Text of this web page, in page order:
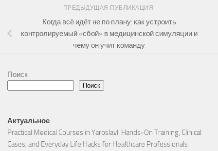
ПРЕДЫДУЩАЯ ПУБЛИКАЦИЯ
Когда всё идёт не по плану: как устроить
контролируемый «сбой» в медицинской симуляции и
чему он учит команду
Поиск
Поиск
Актуальное
Practical Medical Courses in Yaroslavl: Hands‑On Training, Clinical
Cases, and Everyday Life Hacks for Healthcare Professionals